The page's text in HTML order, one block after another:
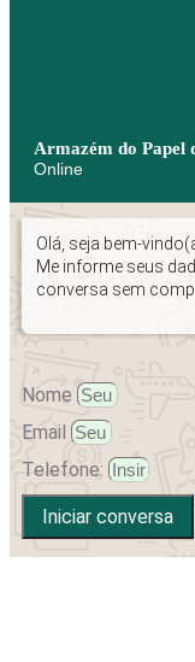
Armazém do Papel
Online
Olá, seja bem-
Me informe seus
conversa sem
Nome
Email
Telefone:
Iniciar conversa